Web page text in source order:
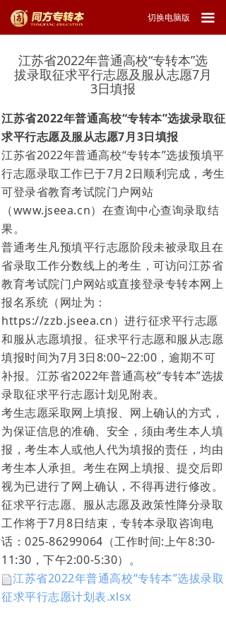
切换电脑版 끀
江苏省2022年普通高校“专转本”选
拔录取征求平行志愿及服从志愿7月
3日填报
江苏省2022年普通高校“专转本”选拔录取征
求平行志愿及服从志愿7月3日填报
江苏省2022年普通高校“专转本”选拔预填平
行志愿录取工作已于7月2日顺利完成，考生
可登录省教育考试院门户网站
（www.jseea.cn）在查询中心查询录取结
果。
普通考生凡预填平行志愿阶段未被录取且在
省录取工作分数线上的考生，可访问江苏省
教育考试院门户网站或直接登录专转本网上
报名系统（网址为：
https://zzb.jseea.cn）进行征求平行志愿
和服从志愿填报。征求平行志愿和服从志愿
填报时间为7月3日8:00~22:00，逾期不可
补报。江苏省2022年普通高校“专转本”选拔
录取征求平行志愿计划见附表。
考生志愿采取网上填报、网上确认的方式，
为保证信息的准确、安全，须由考生本人填
报，考生本人或他人代为填报的责任，均由
考生本人承担。考生在网上填报、提交后即
视为已进行了网上确认，不得再进行修改。
征求平行志愿、服从志愿及政策性降分录取
工作将于7月8日结束，专转本录取咨询电
话：025-86299064（工作时间:上午8:30-
11:30，下午2:00-5:30）。
江苏省2022年普通高校“专转本”选拔录取
征求平行志愿计划表.xlsx